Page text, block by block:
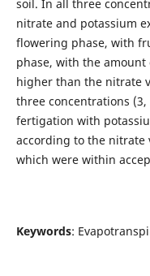
soil. In all three
nitrate and potassium
flowering phase, with
phase, with the
higher than the nitrate
three concentrations (3,
fertigation with
according to the nitrate
which were within
Keywords: